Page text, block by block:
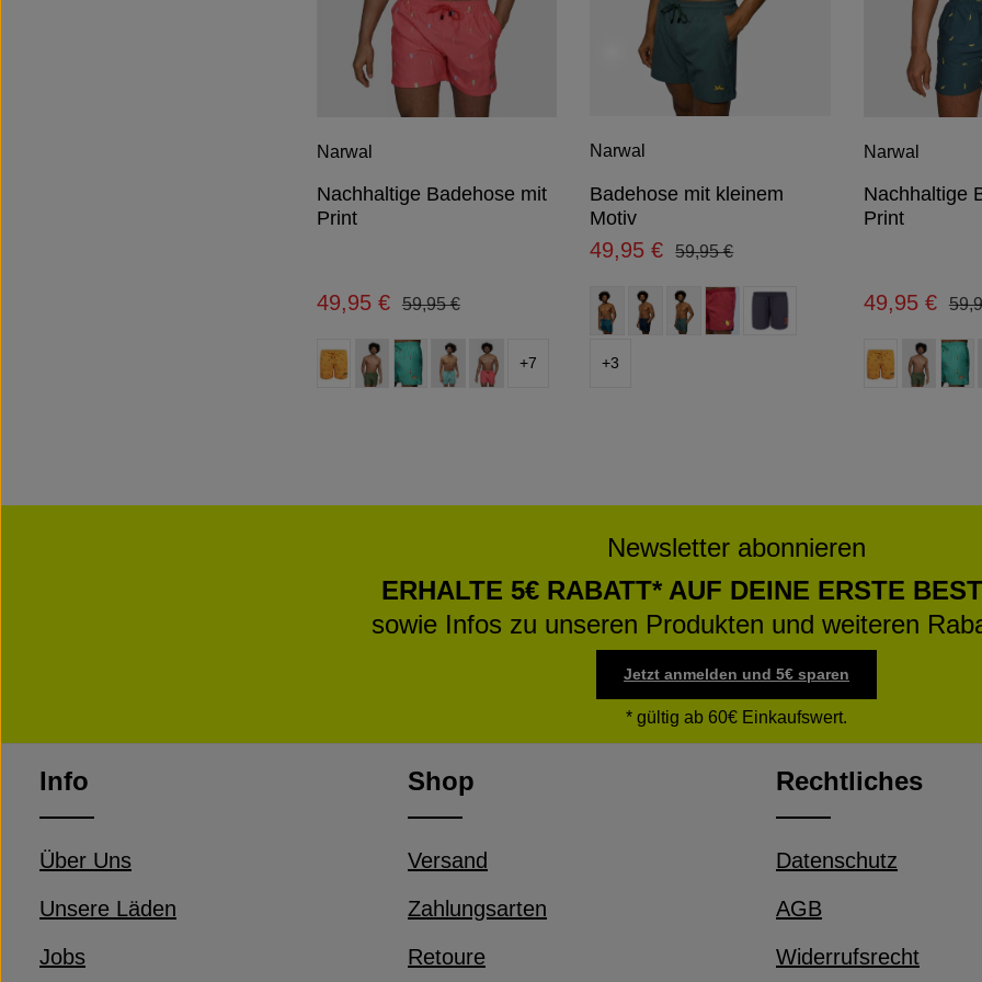
Narwal
Nachhaltige Badehose mit
Print
Verkaufspreis:
49,95 € Regulärer Preis:
59,95 €
Farbe auswählen
(Diese Option ist zurzeit nicht verfügbar.)
(Diese Option ist zurzeit nicht verfügbar.)
(Diese Option ist zurzeit nicht verfügbar.)
+7
Narwal
Badehose mit kleinem
Motiv
Verkaufspreis:
49,95 € Regulärer Preis:
59,95 €
Farbe auswählen
(Diese Option ist zurzeit nicht
+3
Narwal
Nachhaltige
Print
Verkaufspreis:
49,95 €
Farbe
(Diese Option ist
Newsletter abonnieren
ERHALTE 5€ RABATT* AUF DEINE ERSTE
sowie Infos zu unseren Produkten und weiteren
Jetzt anmelden und 5€ sparen
* gültig ab 60€ Einkaufswert.
Info
Über Uns
Unsere Läden
Jobs
Shop
Versand
Zahlungsarten
Retoure
Rechtliches
Datenschutz
AGB
Widerrufsrecht